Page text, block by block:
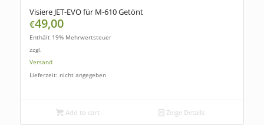
Visiere JET-EVO für M-610 Getönt
€49,00
Enthält 19% Mehrwertsteuer
zzgl.
Versand
Lieferzeit: nicht angegeben
Add to cart Zeige Details